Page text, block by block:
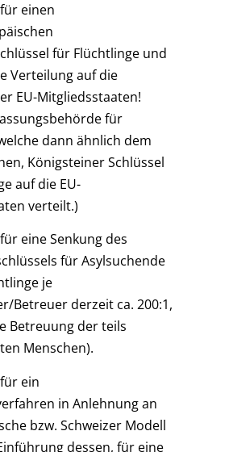
einen
für Flüchtlinge und
Verteilung auf die
EU-Mitgliedsstaaten!
für
dann ähnlich dem
Königsteiner Schlüssel
auf die EU-
verteilt.)
eine Senkung des
für Asylsuchende
je
Betreuer derzeit ca. 200:1,
Betreuung der teils
Menschen).
ein
in Anlehnung an
bzw. Schweizer Modell
dessen, für eine